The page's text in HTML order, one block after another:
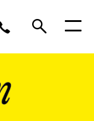
/>Freitag 9 - 16